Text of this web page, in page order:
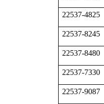
22537-4825
22537-8245
22537-8480
22537-7330
22537-9087